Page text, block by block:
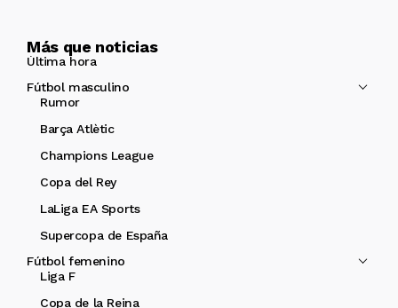
Más que noticias
Última hora
Fútbol masculino
Rumor
Barça Atlètic
Champions League
Copa del Rey
LaLiga EA Sports
Supercopa de España
Fútbol femenino
Liga F
Copa de la Reina